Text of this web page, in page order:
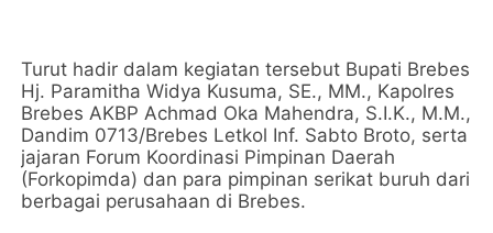
Turut hadir dalam kegiatan tersebut Bupati Brebes
Hj. Paramitha Widya Kusuma, SE., MM., Kapolres
Brebes AKBP Achmad Oka Mahendra, S.I.K., M.M.,
Dandim 0713/Brebes Letkol Inf. Sabto Broto, serta
jajaran Forum Koordinasi Pimpinan Daerah
(Forkopimda) dan para pimpinan serikat buruh dari
berbagai perusahaan di Brebes.